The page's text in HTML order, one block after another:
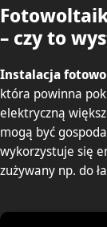
– czy to
Instalacja
która powinna
elektryczną
mogą być
wykorzystuje się
zużywany np. do